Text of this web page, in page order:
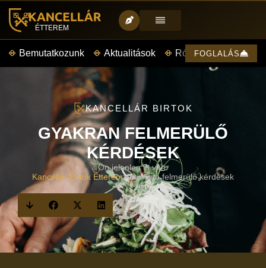
ÉTTEREM
Bemutatkozunk Aktualitások Rólunk mondták
FOGLALÁS
KANCELLÁR BIRTOK
GYAKRAN FELMERÜLŐ
KÉRDÉSEK
Ön jelenleg itt van:
Kancellár Birtok Étterem>Gyakran felmerülő kérdések